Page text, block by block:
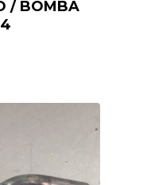
/ BOMBA